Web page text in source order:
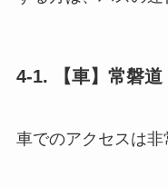
4-1. 【車】常磐道
車でのアクセスは非